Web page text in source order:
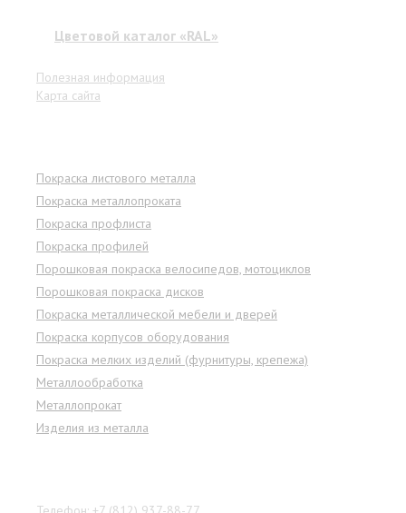
Цветовой каталог «RAL»
Полезная информация
Карта сайта
Покраска листового металла
Покраска металлопроката
Покраска профлиста
Покраска профилей
Порошковая покраска велосипедов, мотоциклов
Порошковая покраска дисков
Покраска металлической мебели и дверей
Покраска корпусов оборудования
Покраска мелких изделий (фурнитуры, крепежа)
Металлообработка
Металлопрокат
Изделия из металла